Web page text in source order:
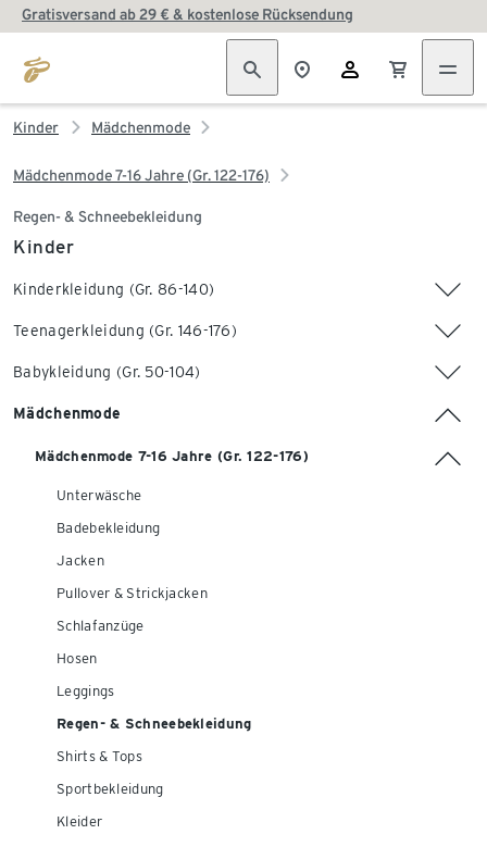
Gratisversand ab 29 € & kostenlose Rücksendung
Kinder Mädchenmode
Mädchenmode 7-16 Jahre (Gr. 122-176)
Regen- & Schneebekleidung
Kinder
Kinderkleidung (Gr. 86-140)
Teenagerkleidung (Gr. 146-176)
Babykleidung (Gr. 50-104)
Mädchenmode
Mädchenmode 7-16 Jahre (Gr. 122-176)
Unterwäsche
Badebekleidung
Jacken
Pullover & Strickjacken
Schlafanzüge
Hosen
Leggings
Regen- & Schneebekleidung
Shirts & Tops
Sportbekleidung
Kleider